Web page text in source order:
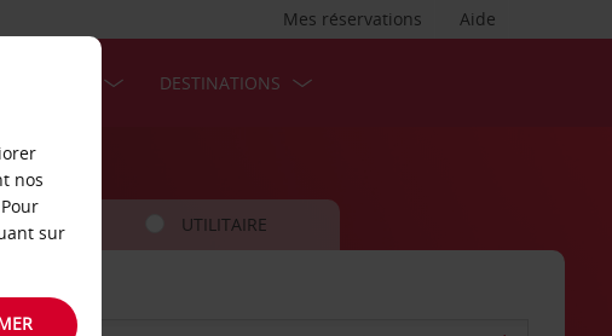
Aide
Mes réservations
DESTINATIONS
UTILITAIRE
nos
sur